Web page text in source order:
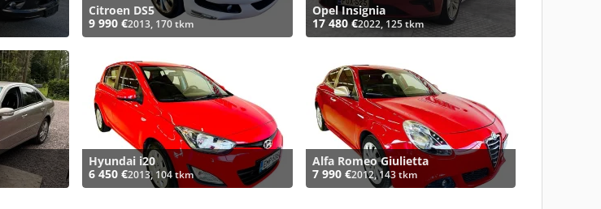
Citroen DS5
9 990 €2013, 170 tkm
Opel Insignia
17 480 €2022, 125 tkm
Hyundai i20
6 450 €2013, 104 tkm
Alfa Romeo Giulietta
7 990 €2012, 143 tkm